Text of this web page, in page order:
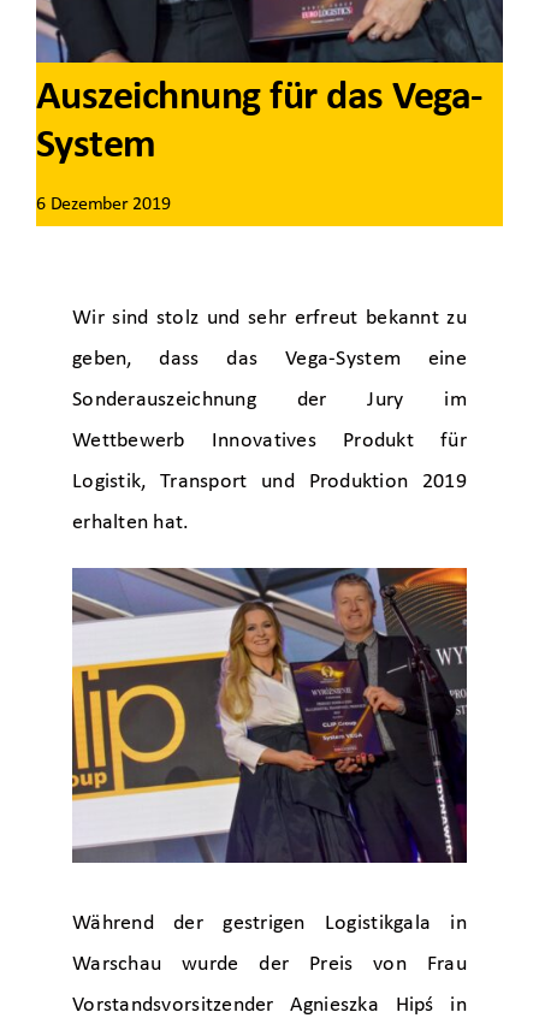
Auszeichnung für das Vega-
System
6 Dezember 2019
Wir sind stolz und sehr erfreut bekannt zu
geben, dass das Vega-System eine
Sonderauszeichnung der Jury im
Wettbewerb Innovatives Produkt für
Logistik, Transport und Produktion 2019
erhalten hat.
Während der gestrigen Logistikgala in
Warschau wurde der Preis von Frau
Vorstandsvorsitzender Agnieszka Hipś in